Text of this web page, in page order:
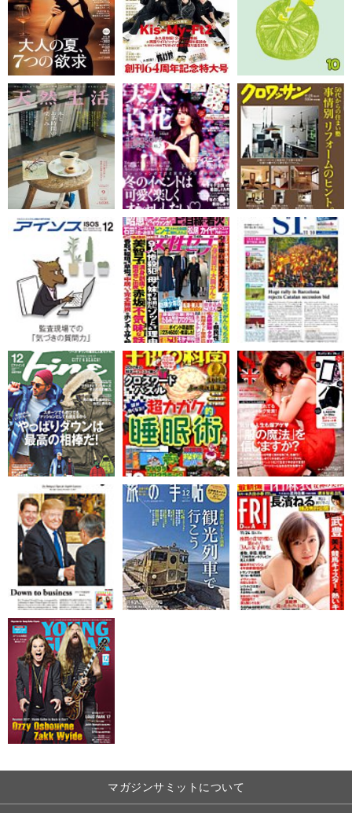
マガジンサミットについて